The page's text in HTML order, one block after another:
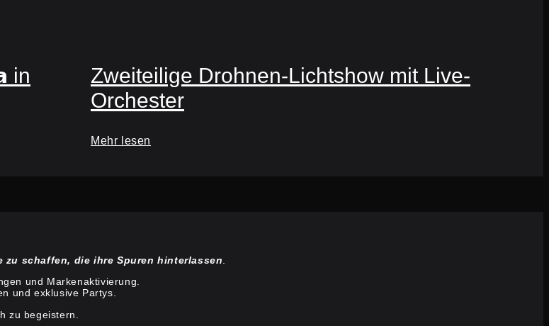
in
Zweiteilige Drohnen-Lichtshow mit Live-
Orchester
Mehr lesen
schaffen, die ihre Spuren hinterlassen
und Markenaktivierung.
und exklusive Partys.
zu begeistern.